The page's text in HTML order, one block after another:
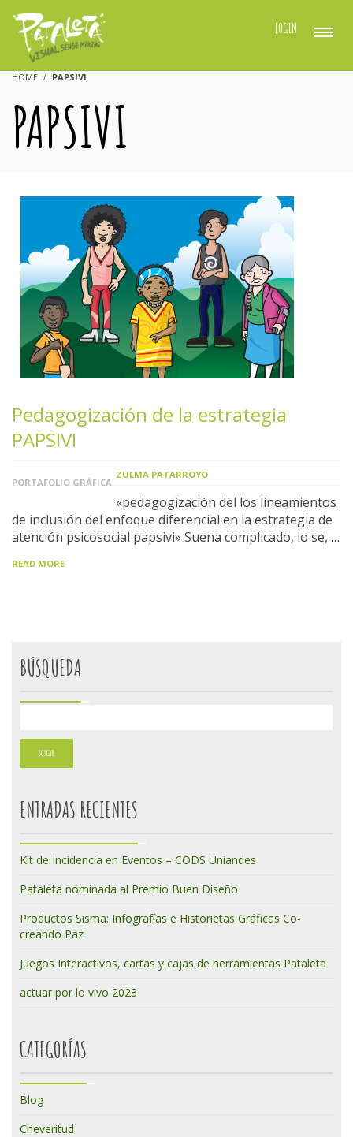
LOGIN
HOME PAPSIVI
PAPSIVI
Pedagogización de la estrategia
PAPSIVI
PORTAFOLIO GRÁFICA
ZULMA PATARROYO
«pedagogización del los lineamientos
de inclusión del enfoque diferencial en la estrategia de
atención psicosocial papsivi» Suena complicado, lo se, …
READ MORE
BÚSQUEDA
ENTRADAS RECIENTES
Kit de Incidencia en Eventos – CODS Uniandes
Pataleta nominada al Premio Buen Diseño
Productos Sisma: Infografías e Historietas Gráficas Co-
creando Paz
Juegos Interactivos, cartas y cajas de herramientas Pataleta
actuar por lo vivo 2023
CATEGORÍAS
Blog
Cheveritud